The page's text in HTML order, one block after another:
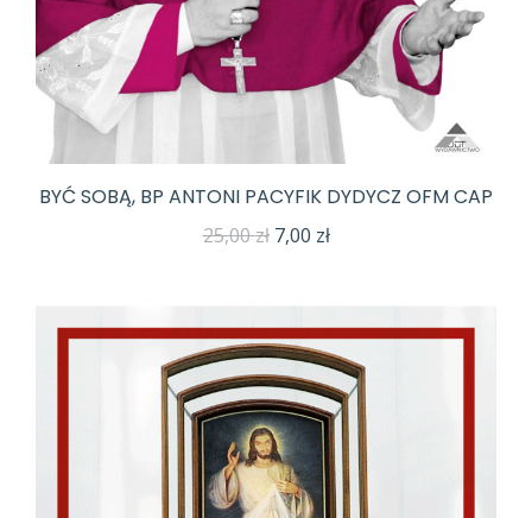
BYĆ SOBĄ, BP ANTONI PACYFIK DYDYCZ OFM CAP
25,00zł Pierwotna
wynosiła:
25,00 zł.
7,00 złAktualna
wynosi:
7,00 zł.